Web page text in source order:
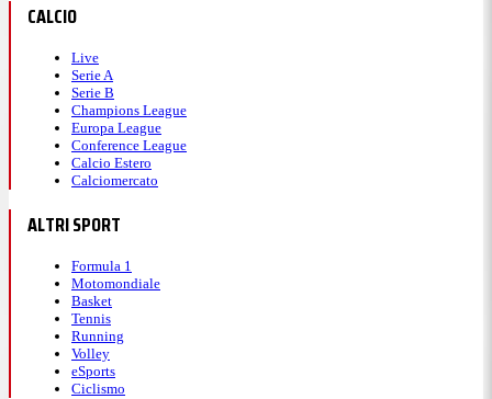
CALCIO
Live
Serie A
Serie B
Champions League
Europa League
Conference League
Calcio Estero
Calciomercato
ALTRI SPORT
Formula 1
Motomondiale
Basket
Tennis
Running
Volley
eSports
Ciclismo